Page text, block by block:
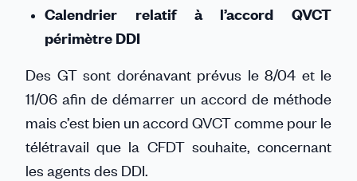
Calendrier relatif à l’accord QVCT
périmètre DDI
Des GT sont dorénavant prévus le 8/04 et le
11/06 afin de démarrer un accord de méthode
mais c’est bien un accord QVCT comme pour le
télétravail que la CFDT souhaite, concernant
les agents des DDI.